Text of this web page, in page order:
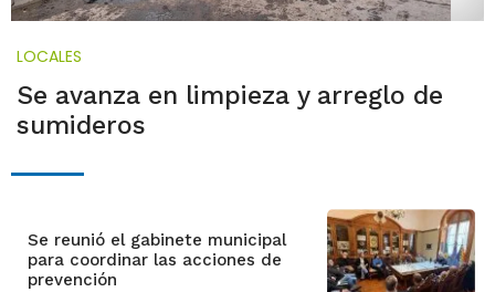
LOCALES
Se avanza en limpieza y arreglo de
sumideros
Se reunió el gabinete municipal
para coordinar las acciones de
prevención